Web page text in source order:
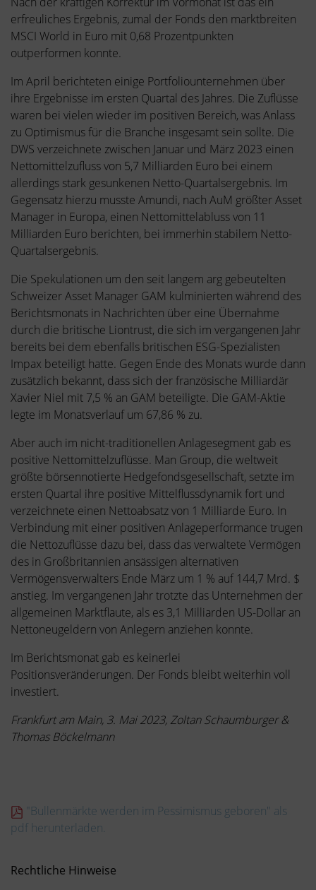
erfreuliches Ergebnis, zumal der Fonds den marktbreiten
MSCI World in Euro mit 0,68 Prozentpunkten
outperformen konnte.
Im April berichteten einige Portfoliounternehmen über
ihre Ergebnisse im ersten Quartal des Jahres. Die Zuflüsse
waren bei vielen wieder im positiven Bereich, was Anlass
zu Optimismus für die Branche insgesamt sein sollte. Die
DWS verzeichnete zwischen Januar und März 2023 einen
Nettomittelzufluss von 5,7 Milliarden Euro bei einem
allerdings stark gesunkenen Netto-Quartalsergebnis. Im
Gegensatz hierzu musste Amundi, nach AuM größter Asset
Manager in Europa, einen Nettomittelabluss von 11
Milliarden Euro berichten, bei immerhin stabilem Netto-
Quartalsergebnis.
Die Spekulationen um den seit langem arg gebeutelten
Schweizer Asset Manager GAM kulminierten während des
Berichtsmonats in Nachrichten über eine Übernahme
durch die britische Liontrust, die sich im vergangenen Jahr
bereits bei dem ebenfalls britischen ESG-Spezialisten
Impax beteiligt hatte. Gegen Ende des Monats wurde dann
zusätzlich bekannt, dass sich der französische Milliardär
Xavier Niel mit 7,5 % an GAM beteiligte. Die GAM-Aktie
legte im Monatsverlauf um 67,86 % zu.
Aber auch im nicht-traditionellen Anlagesegment gab es
positive Nettomittelzuflüsse. Man Group, die weltweit
größte börsennotierte Hedgefondsgesellschaft, setzte im
ersten Quartal ihre positive Mittelflussdynamik fort und
verzeichnete einen Nettoabsatz von 1 Milliarde Euro. In
Verbindung mit einer positiven Anlageperformance trugen
die Nettozuflüsse dazu bei, dass das verwaltete Vermögen
des in Großbritannien ansässigen alternativen
Vermögensverwalters Ende März um 1 % auf 144,7 Mrd. $
anstieg. Im vergangenen Jahr trotzte das Unternehmen der
allgemeinen Marktflaute, als es 3,1 Milliarden US-Dollar an
Nettoneugeldern von Anlegern anziehen konnte.
Im Berichtsmonat gab es keinerlei
Positionsveränderungen. Der Fonds bleibt weiterhin voll
investiert.
Frankfurt am Main, 3. Mai 2023, Zoltan Schaumburger &
Thomas Böckelmann
"Bullenmärkte werden im Pessimismus geboren" als
pdf herunterladen.
Rechtliche Hinweise